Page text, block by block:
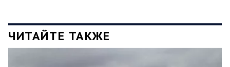
ЧИТАЙТЕ ТАКЖЕ